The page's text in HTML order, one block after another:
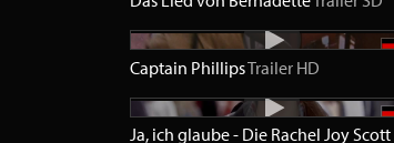
Captain PhillipsTrailer HD